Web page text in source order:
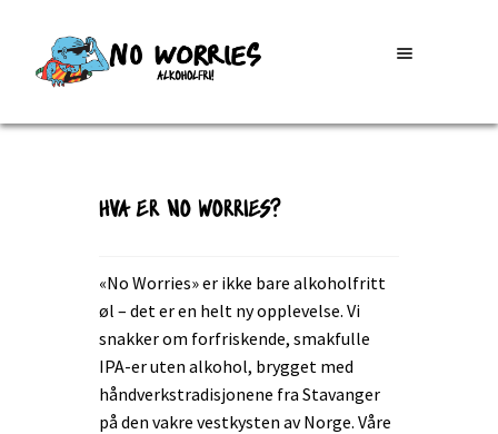
Hopp
til
Hopp
til
SHOP
MIN KONTOHVA ER NO WORRIES?
«No Worries» er ikke bare alkoholfritt
øl – det er en helt ny opplevelse. Vi
snakker om forfriskende, smakfulle
IPA-er uten alkohol, brygget med
håndverkstradisjonene fra Stavanger
på den vakre vestkysten av Norge. Våre